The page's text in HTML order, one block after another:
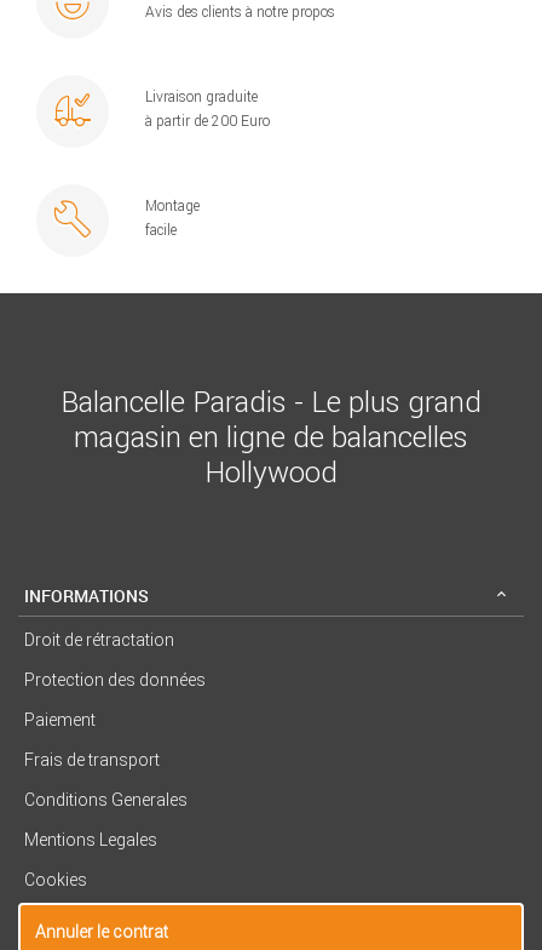
Avis des clients à notre propos
Livraison graduite
à partir de 200 Euro
Montage
facile
Balancelle Paradis - Le plus grand
magasin en ligne de balancelles
Hollywood
INFORMATIONS
Droit de rétractation
Protection des données
Paiement
Frais de transport
Conditions Generales
Mentions Legales
Cookies
Annuler le contrat